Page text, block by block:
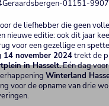
de liefhebber die geen
nieuwe editie: ook dit jaar
voor een gezellige en
14 november 2024trekt de
in Hasselt.Eén dag
Winterland
voor de opname van drie